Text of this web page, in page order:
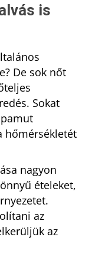
is
De sok nőt
Sokat
hőmérsékletét
nagyon
ételeket,
az
az